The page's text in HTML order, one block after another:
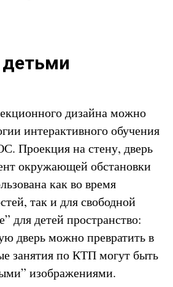
детьми
дизайна можно
интерактивного обучения
Проекция на стену, дверь
окружающей обстановки
как во время
так и для свободной
для детей пространство:
дверь можно превратить в
занятия по КТП могут быть
изображениями.